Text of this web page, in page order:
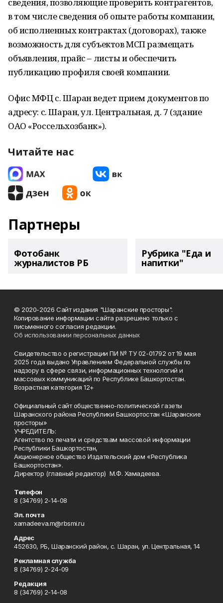
в том числе сведения об опыте работы компании,
об исполненных контрактах (договорах), также
возможность для субъектов МСП размещать
объявления, прайс – листы и обеспечить
публикацию профиля своей компании.
Офис МФЦ с. Шаран ведет прием документов по
адресу: с. Шаран, ул. Центральная, д. 7 (здание
ОАО «Россельхозбанк»).
Читайте нас
Партнеры
Фотобанк
журналистов РБ
Рубрика "Еда и
напитки"
© 2020-2026 Сайт издания "Шаранские просторы".
Копирование информации сайта разрешено только с
письменного согласия редакции.
Об использовании персональных данных
Свидетельство о регистрации ПИ № ТУ 02-01792 от 19 мая
2025 года выдано Управлением Федеральной службы по
надзору в сфере связи, информационных технологий и
массовых коммуникаций по Республике Башкортостан.
Возрастная категория 12+
Официальный сайт общественно-политической газеты
Шаранского района Республики Башкортостан «Шаранские
просторы»
УЧРЕДИТЕЛЬ:
Агентство по печати и средствам массовой информации
Республики Башкортостан,
Акционерное общество Издательский дом «Республика
Башкортостан».
Директор (главный редактор) М.Ф. Хамадеева.
Телефон
8 (34769) 2-14-08
Эл. почта
xamadeeva.m@rbsmi.ru
Адрес
452630, РБ, Шаранский район, с. Шаран, ул. Центральная, 14
Рекламная служба
8 (34769) 2-24-09
Редакция
8 (34769) 2-14-08